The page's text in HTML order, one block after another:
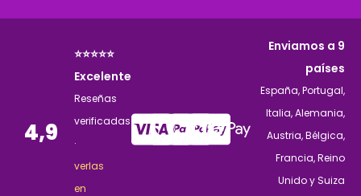
4,9
⭐⭐⭐⭐⭐
Excelente
Reseñas
verificadas
·
verlas
en
Enviamos a 9
países
España, Portugal,
Italia, Alemania,
Austria, Bélgica,
Francia, Reino
Unido y Suiza